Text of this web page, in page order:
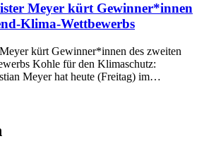
Meyer kürt Gewinner*innen
Klima-Wettbewerbs
kürt Gewinner*innen des zweiten
Kohle für den Klimaschutz:
Meyer hat heute (Freitag) im…